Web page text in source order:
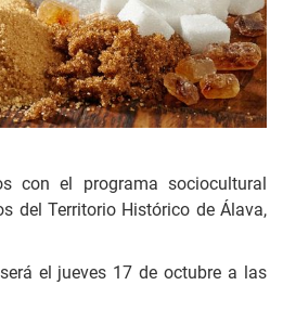
con el programa sociocultural
del Territorio Histórico de Álava,
el jueves 17 de octubre a las